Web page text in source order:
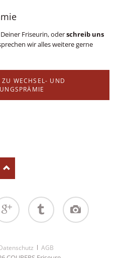
Friseurin, oderschreib uns
wir alles weitere gerne
ZU WECHSEL- UND
AGB